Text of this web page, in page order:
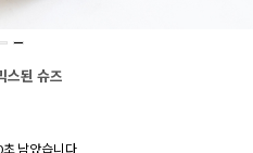
스된 슈즈
남았습니다